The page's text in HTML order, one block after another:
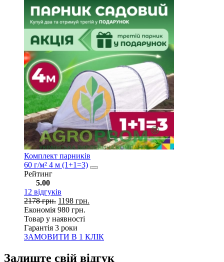
Комплект парників
60 г/м² 4 м (1+1=3)
Рейтинг
5.00
12 відгуків
2178грн. 1198 грн.
Економія 980 грн.
Товар у наявності
Гарантія 3 роки
ЗАМОВИТИ В 1 КЛІК
Залиште свій відгук